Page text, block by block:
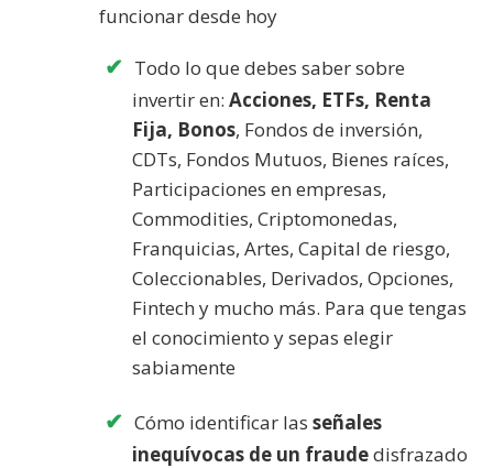
funcionar desde hoy
Todo lo que debes saber sobre
invertir en: Acciones, ETFs, Renta
Fija, Bonos, Fondos de inversión,
CDTs, Fondos Mutuos, Bienes raíces,
Participaciones en empresas,
Commodities, Criptomonedas,
Franquicias, Artes, Capital de riesgo,
Coleccionables, Derivados, Opciones,
Fintech y mucho más. Para que tengas
el conocimiento y sepas elegir
sabiamente
Cómo identificar las señales
inequívocas de un fraudedisfrazado